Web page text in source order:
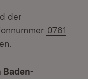
der
0761
Baden-